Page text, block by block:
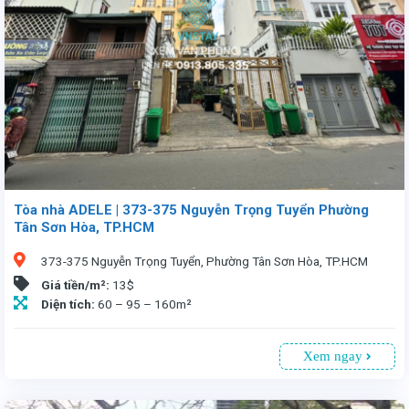
Tòa nhà ADELE | 373-375 Nguyễn Trọng Tuyển Phường
Tân Sơn Hòa, TP.HCM
373-375 Nguyễn Trọng Tuyển, Phường Tân Sơn Hòa, TP.HCM
Giá tiền/m²: 13$
Diện tích: 60 – 95 – 160m²
Xem ngay